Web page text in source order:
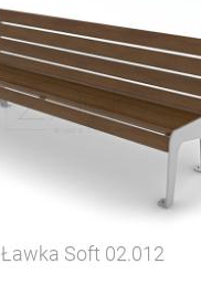
Ławka Soft 02.012